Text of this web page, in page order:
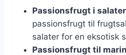
Passionsfrugt i salater
passionsfrugt til
salater for en eksotisk
Passionsfrugt til